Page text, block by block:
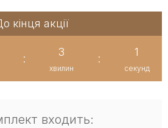
кінця акції
:
3
хвилин
:
1
секунд
входить: